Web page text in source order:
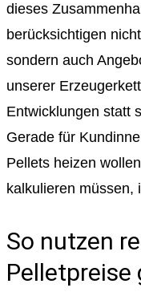
dieses
berücksichtigen
sondern auch
unserer
Entwicklungen statt
Gerade für
Pellets heizen
kalkulieren müssen,
So nutzen
Pelletpreise